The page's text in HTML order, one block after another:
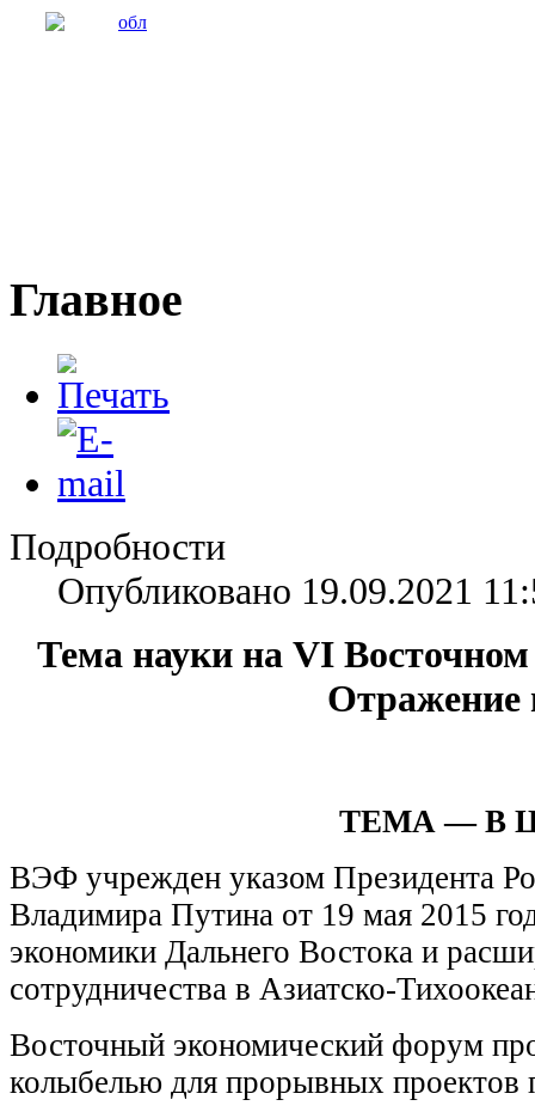
Главное
Подробности
Опубликовано 19.09.2021
Тема науки на VI
ТЕМА — В
ВЭФ учрежден указом Президента
Владимира Путина от 19 мая 2015
экономики Дальнего Востока и
сотрудничества в Азиатско-
Восточный экономический форум
колыбелью для прорывных проектов